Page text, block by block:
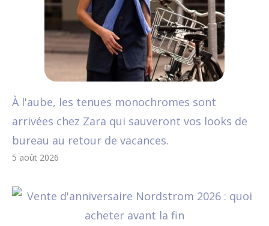
À l'aube, les tenues monochromes sont
arrivées chez Zara qui sauveront vos looks de
bureau au retour de vacances.
5 août 2026